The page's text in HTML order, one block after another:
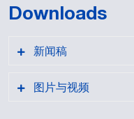
Downloads
新闻稿
图片与视频